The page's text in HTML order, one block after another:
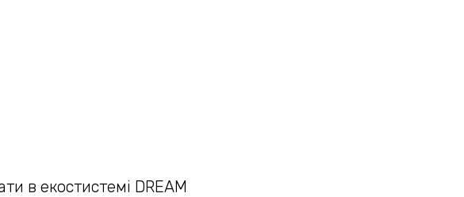
в екостистемі DREAM